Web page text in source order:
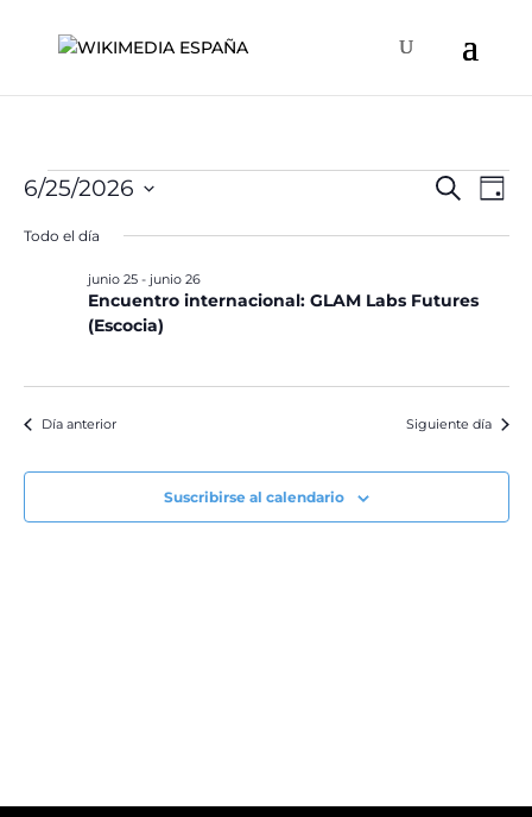
Eventos
en
2026
vistas
Buscar
de
Día
6/25/2026
la
Todo el día
Encuentro internacional: GLAM Labs Futures
(Escocia)
junio 25- junio 26
Día anterior Siguiente día
Suscribirse al calendario